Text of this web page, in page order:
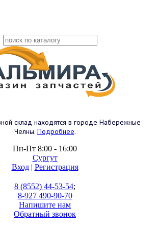
склад находятся в городе Набережные
Челны. Подробнее.
Пн-Пт 8:00 - 16:00
Сургут
Вход| Регистрация
8 (8552) 44-53-54;
8-927 490-90-70
Напишите нам
Обратный звонок